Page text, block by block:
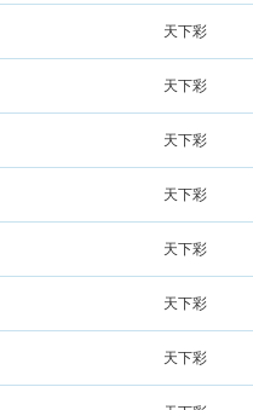
天下彩
天下彩
天下彩
天下彩
天下彩
天下彩
天下彩